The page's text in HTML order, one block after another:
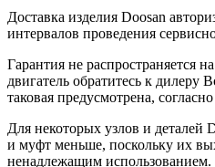
Доставка изделия Doosan
интервалов проведения
Гарантия не
двигатель обратитесь к дилеру
таковая предусмотрена,
Для некоторых узлов и деталей
и муфт меньше, поскольку их
ненадлежащим использованием.